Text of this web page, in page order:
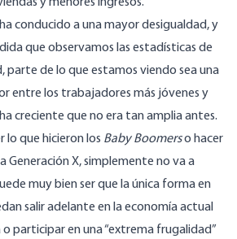
conducido a una mayor desigualdad, y
que observamos las estadísticas de
parte de lo que estamos viendo sea una
entre los trabajadores más jóvenes y
creciente que no era tan amplia antes.
lo que hicieron los Baby Boomerso hacer
Generación X, simplemente no va a
muy bien ser que la única forma en
salir adelante en la economía actual
o participar en una “extrema frugalidad”